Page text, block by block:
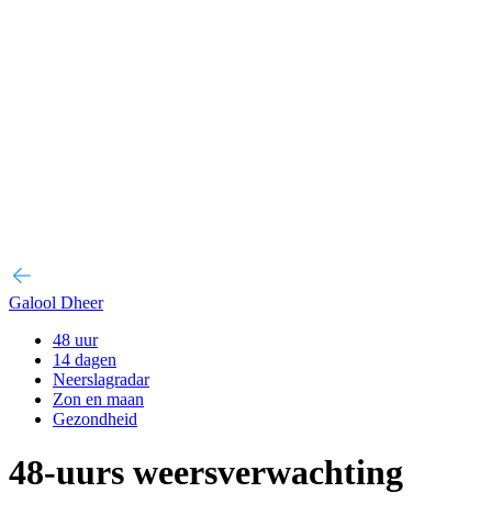
Galool Dheer
48 uur
14 dagen
Neerslagradar
Zon en maan
Gezondheid
48-uurs weersverwachting